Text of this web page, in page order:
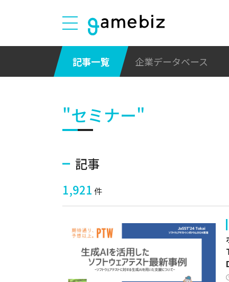
記事一覧 企業データベース
"セミナー"
記事
1,921 件